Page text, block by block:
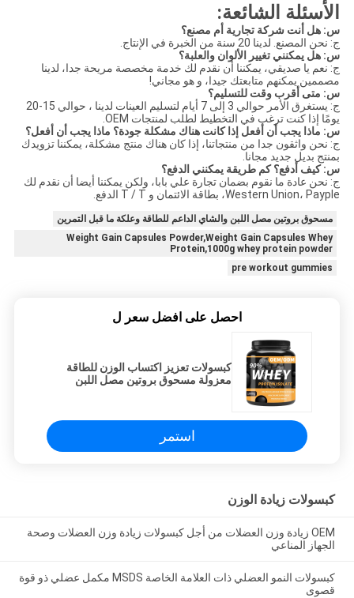
الأسئلة الشائعة:
س: هل أنت شركة تجارية أم مصنع؟
ج: نحن المصنع. لدينا 20 سنة من الخبرة في الإنتاج.
س: هل يمكنني تغيير الألوان والعلبة؟
ج: نعم يا صديقي، يمكننا أن نقدم لك خدمة مخصصة مريحة جدا، لدينا
مصممين يمكنهم متابعتك جيدا، و هو مجاني!
س: متى أقرب وقت للتسليم؟
ج: يستغرق الأمر حوالي 3 إلى 7 أيام لتسليم العينات لدينا ، حوالي 15-20
يومًا إذا كنت ترغب في التخطيط لطلب لمنتجات OEM.
س: ماذا يجب أن أفعل إذا كانت هناك مشكلة جودة؟ ماذا يجب أن أفعل؟
ج: نحن واثقون جدا من منتجاتنا، إذا كان هناك منتج مشكلة، يمكننا تزويدك
بمنتج بديل جديد مجانا.
س: كيف أدفع؟ كم طريقة يمكنني الدفع؟
ج: نحن عادة ما نقوم بضمان تجارة علي بابا، ولكن يمكننا أيضا أن نقدم لك
Western Union، Payple، بطاقة الائتمان و T / T الدفع.
مسحوق بروتين مصل اللبن والشاي الداعم للطاقة وعلكة ما قبل التمرين
Weight Gain Capsules Powder,Weight Gain Capsules Whey
Protein,1000g whey protein powder
pre workout gummies
احصل على افضل سعر ل
كبسولات تعزيز اكتساب الوزن للطاقة
معزولة مسحوق بروتين مصل اللبن
استمر
كبسولات زيادة الوزن
OEM زيادة وزن العضلات من أجل كبسولات زيادة وزن العضلات وصحة
الجهاز المناعي
كبسولات النمو العضلي ذات العلامة الخاصة MSDS مكمل عضلي ذو قوة
قصوى